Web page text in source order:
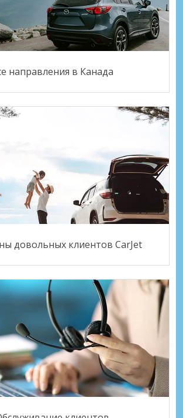
направления в Канада
довольных клиентов CarJet